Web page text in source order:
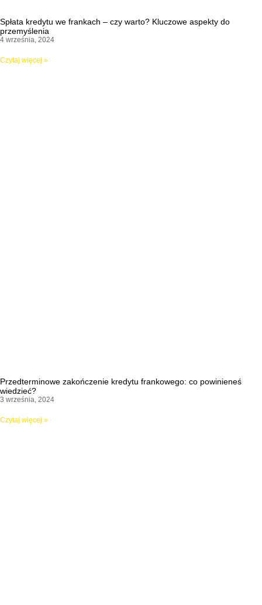
Spłata kredytu we frankach – czy warto? Kluczowe aspekty do
przemyślenia
4 września, 2024
Czytaj więcej »
Przedterminowe zakończenie kredytu frankowego: co powinieneś
wiedzieć?
3 września, 2024
Czytaj więcej »